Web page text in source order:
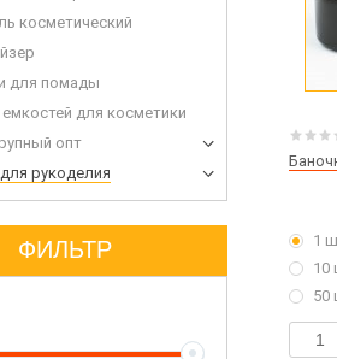
для заливки в мыло
Мыло
косметический
для помады
для косметики
опт
рукоделия
ФИЛЬТР 1
10
50